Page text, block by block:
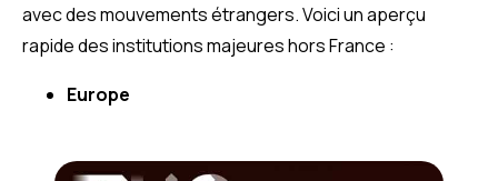
avec des mouvements étrangers. Voici un aperçu
rapide des institutions majeures hors France :
Europe